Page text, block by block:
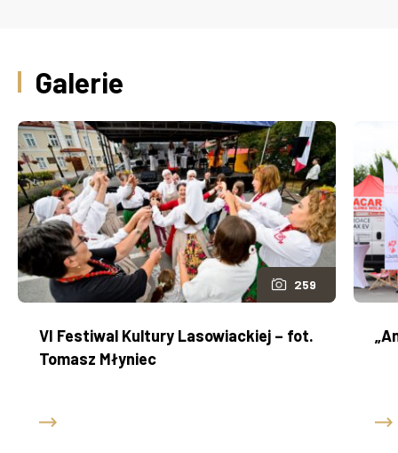
Galerie
259
VI Festiwal Kultury Lasowiackiej – fot.
Tomasz Młyniec